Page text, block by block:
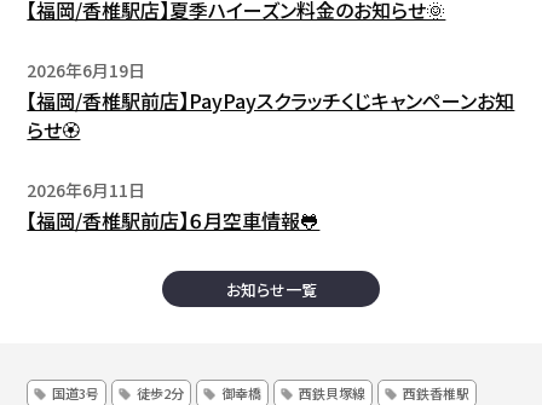
【福岡/香椎駅店】夏季ハイーズン料金のお知らせ🌞
2026年6月19日
【福岡/香椎駅前店】PayPayスクラッチくじキャンペーンお知
らせ🏵️
2026年6月11日
【福岡/香椎駅前店】６月空車情報🐸
お知らせ一覧
国道3号 徒歩2分 御幸橋 西鉄貝塚線
西鉄香椎駅